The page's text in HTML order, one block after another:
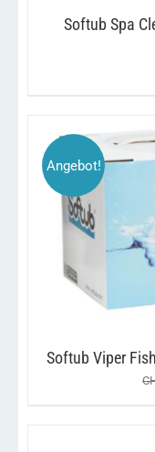
Softub Spa
Angebot!
IN DEN
Softub Viper